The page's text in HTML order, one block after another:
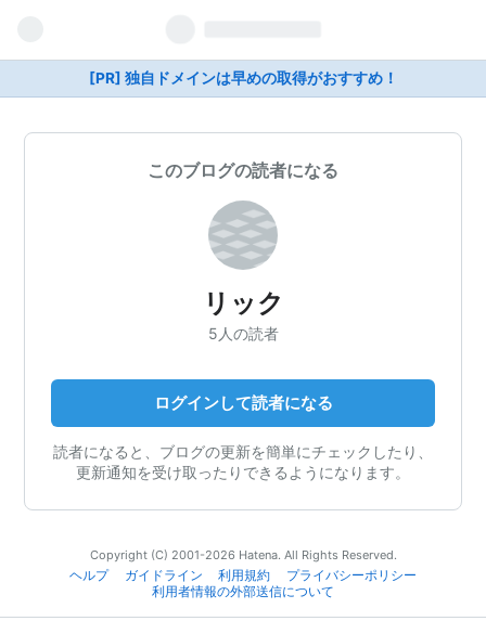
[PR] 独自ドメインは早めの取得がおすすめ！
このブログの読者になる
リック
5人の読者
ログインして読者になる
読者になると、ブログの更新を簡単にチェックしたり、
更新通知を受け取ったりできるようになります。
Copyright (C) 2001-2026 Hatena. All Rights Reserved.
ヘルプ
ガイドライン 利用規約
プライバシーポリシー
利用者情報の外部送信について